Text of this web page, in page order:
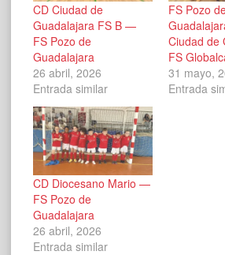
CD Ciudad de
Guadalajara FS B —
FS Pozo de
Guadalajara
26 abril, 2026
Entrada similar
FS Pozo
Ciudad de
FS
31 mayo,
Entrada
CD Diocesano Mario —
FS Pozo de
Guadalajara
26 abril, 2026
Entrada similar